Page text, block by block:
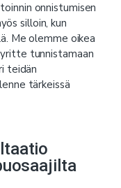
onnistumisen
silloin, kun
Me olemme oikea
tunnistamaan
teidän
tärkeissä